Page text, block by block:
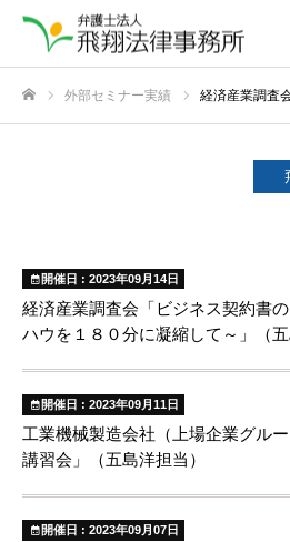
外部セミナー実績 経済産業調査会「ビジネス契約書のブラ
開催日 : 2023年09月14日
経済産業調査会「ビジネス契約書
ハウを１８０分に凝縮して～」（五
開催日 : 2023年09月11日
工業機械製造会社（上場企業グル
講習会」（五島洋担当）
開催日 : 2023年09月07日